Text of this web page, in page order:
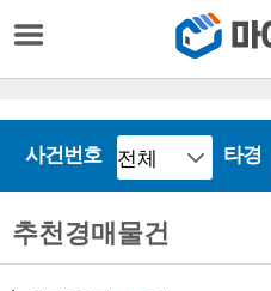
사건번호 타경
추천경매물건